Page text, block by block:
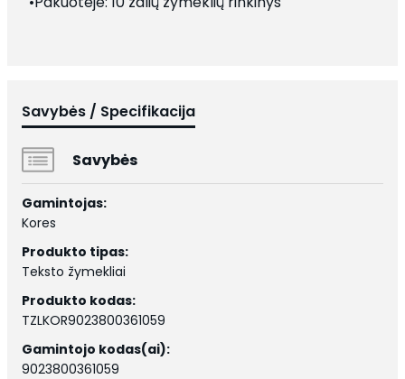
Savybės / Specifikacija
Savybės
Gamintojas:
Kores
Produkto tipas:
Teksto žymekliai
Produkto kodas:
TZLKOR9023800361059
Gamintojo kodas(ai):
9023800361059